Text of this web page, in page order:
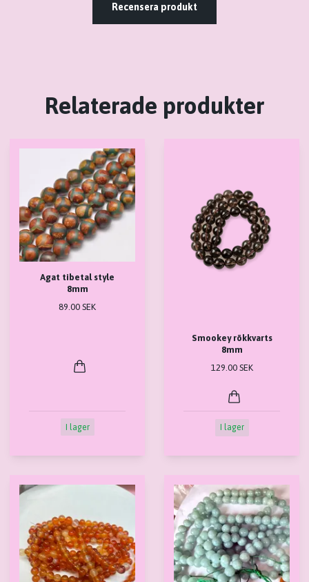
Recensera produkt
Relaterade produkter
Agat tibetal style
8mm
89.00 SEK
I lager
Smookey rökkvarts
8mm
129.00 SEK
I lager